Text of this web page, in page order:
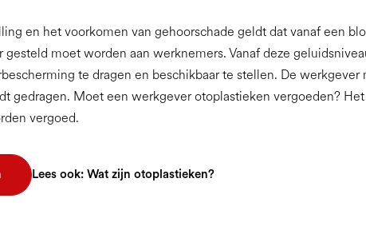
en het voorkomen van gehoorschade geldt dat vanaf een
moet worden aan werknemers. Vanaf deze
te dragen en beschikbaar te stellen. De werkgever
gedragen. Moet een werkgever otoplastieken vergoeden?
vergoed.
Lees ook: Wat zijn otoplastieken?